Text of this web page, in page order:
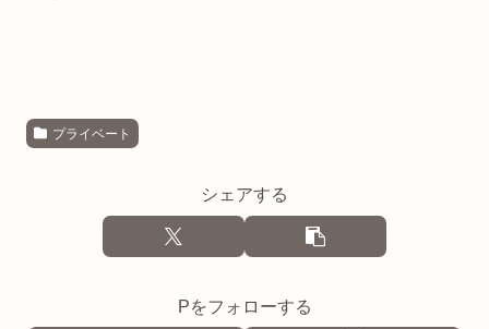
プライベート
シェアする
Pをフォローする